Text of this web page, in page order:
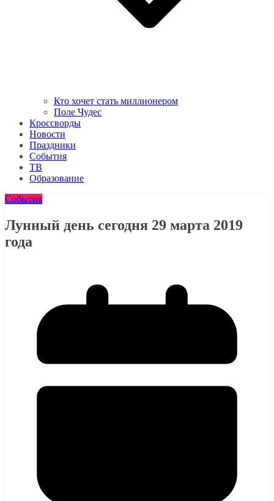
Кто хочет стать миллионером
Поле Чудес
Кроссворды
Новости
Праздники
События
ТВ
Образование
События
Лунный день сегодня 29 марта 2019
года